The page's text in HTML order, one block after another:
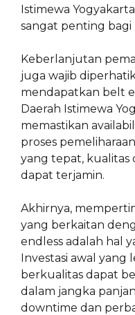
Istimewa
sangat penting
Keberlanjutan
juga wajib
mendapatkan belt
Daerah Istimewa
memastikan
proses
yang tepat, kualitas
dapat terjamin.
Akhirnya,
yang berkaitan
endless adalah hal
Investasi awal yang
berkualitas dapat
dalam jangka
downtime dan